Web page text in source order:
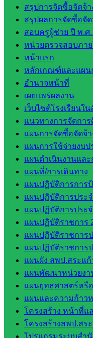
สรุปการจัดซื้อจัดจ้
สรุปผลการจัดซื้อจั
สอบครูผู้ช่วย ปี พ.ศ.
หน่วยตรวจสอบภา
หน้าแรก
หลักเกณฑ์และแผน
อำนาจหน้าที่
เผยแพร่ผลงาน
เว็บไซต์โรงเรียนใ
แนวทางการจัดกา
แผนการจัดซื้อจัดจ้
แผนการใช้จ่ายงบ
แผนดำเนินงานแล
แผนที่/การเดินทาง
แผนปฏิบัติการการ
แผนปฏิบัติการประ
แผนปฏิบัติการประ
แผนปฏิบัติราชการ
แผนปฏิบัติราชการ
แผนปฏิบัติราชการ
แผนผัง สพป.สระแก้
แผนพัฒนาหน่วยงา
แผนยุทธศาสตร์หรื
แผนและความก้าว
โครงสร้าง หน้าที่แ
โครงสร้างสพป.สร
โปรแกรมระบบสำนั
กรรมการ
ก.ต.ป.น.
เว็บไซต์
อ.ค.ก.ศ.เขต
พื้นที่การ
ศึกษา
ดาวน์โหลด
เอกสาร
กลุ่
มอำนวย
การ
กลุ่ม
บริหาร
งานงาน
เงินและ
สินทรัพย์
กลุ่มน
โยบาย
และแผน
กลุ่มส่ง
เสริมการ
จัดการ
ศึกษา